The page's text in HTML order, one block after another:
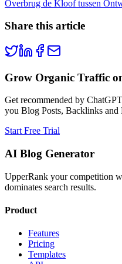
Overbrug de Kloof tussen
Share this article
Grow Organic Traffic
Get recommended by
you Blog Posts, Backlinks and
Start Free Trial
AI Blog Generator
UpperRank your competition
dominates search results.
Product
Features
Pricing
Templates